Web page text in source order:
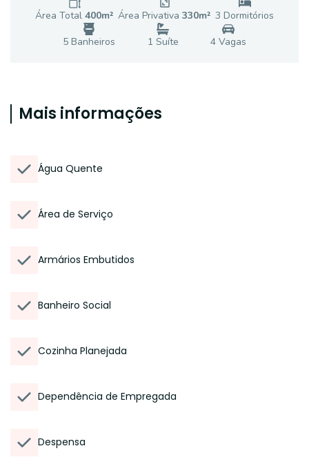
Área Total 400m² Área Privativa 330m² 3 Dormitórios
5 Banheiros 1 Suíte 4Vagas
Mais informações
Água Quente
Área de Serviço
Armários Embutidos
Banheiro Social
Cozinha Planejada
Dependência de Empregada
Despensa